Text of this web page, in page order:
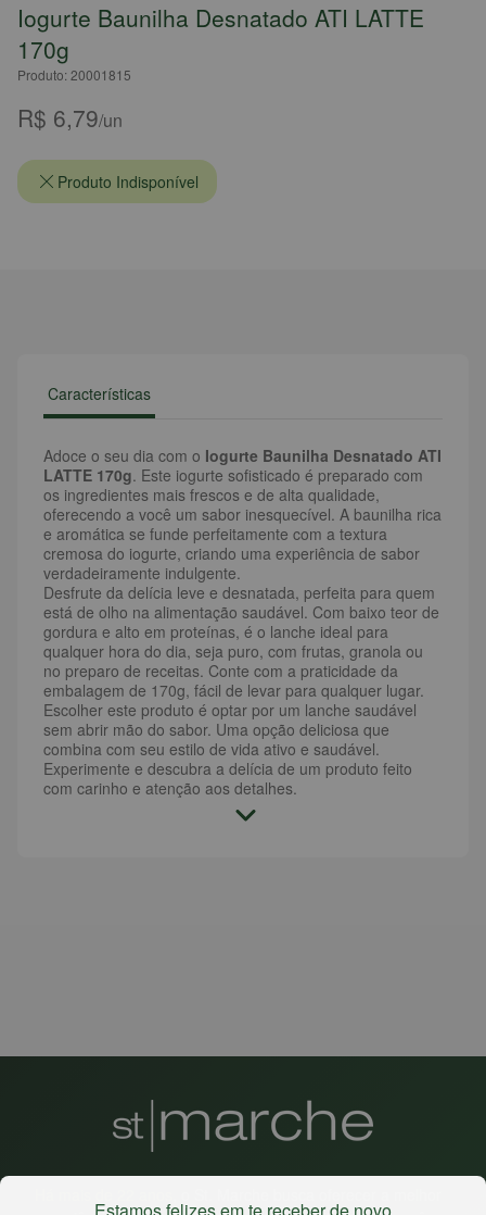
Iogurte Baunilha Desnatado ATI LATTE
170g
Produto: 20001815
R$ 6,79/un
Produto Indisponível
Características
Adoce o seu dia com o Iogurte Baunilha Desnatado ATI
LATTE 170g. Este iogurte sofisticado é preparado com
os ingredientes mais frescos e de alta qualidade,
oferecendo a você um sabor inesquecível. A baunilha rica
e aromática se funde perfeitamente com a textura
cremosa do iogurte, criando uma experiência de sabor
verdadeiramente indulgente.
Desfrute da delícia leve e desnatada, perfeita para quem
está de olho na alimentação saudável. Com baixo teor de
gordura e alto em proteínas, é o lanche ideal para
qualquer hora do dia, seja puro, com frutas, granola ou
no preparo de receitas. Conte com a praticidade da
embalagem de 170g, fácil de levar para qualquer lugar.
Escolher este produto é optar por um lanche saudável
sem abrir mão do sabor. Uma opção deliciosa que
combina com seu estilo de vida ativo e saudável.
Experimente e descubra a delícia de um produto feito
com carinho e atenção aos detalhes.